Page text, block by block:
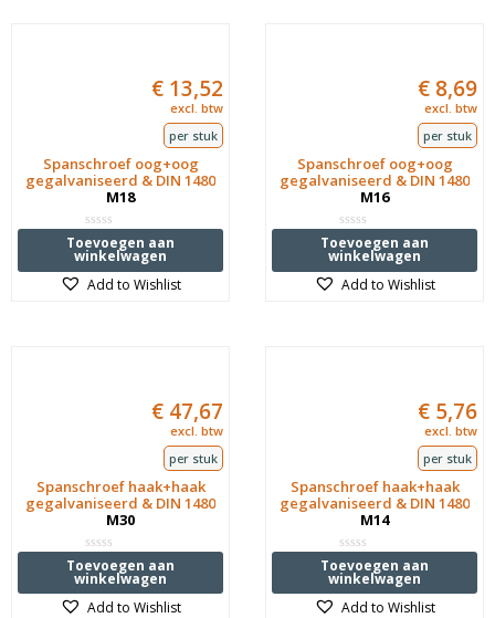
Spanschroef oog+oog
gegalvaniseerd & DIN 1480
M18
Waardering
0
uit
5
€ 13,52
excl. btw
per stuk
Toevoegen aan
winkelwagen
Add to Wishlist
Spanschroef oog+oog
gegalvaniseerd & DIN 1480
M16
Waardering
0
uit
5
€ 8,69
excl. btw
per stuk
Toevoegen aan
winkelwagen
Add to Wishlist
Spanschroef haak+haak
gegalvaniseerd & DIN 1480
M30
Waardering
0
uit
5
€ 47,67
excl. btw
per stuk
Toevoegen aan
winkelwagen
Add to Wishlist
Spanschroef haak+haak
gegalvaniseerd & DIN 1480
M14
Waardering
0
uit
5
€ 5,76
excl. btw
per stuk
Toevoegen aan
winkelwagen
Add to Wishlist